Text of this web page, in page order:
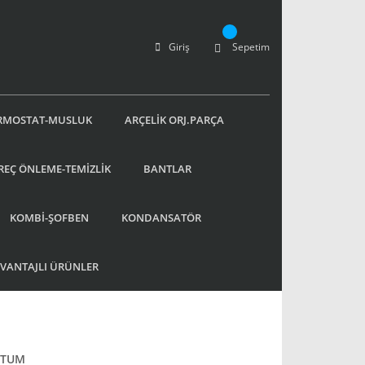
Giriş Sepetim
MUSLUK ARÇELİK ORJ.PARÇA
ÖNLEME-TEMİZLİK BANTLAR
KOMBİ-ŞOFBEN KONDANSATÖR
ÜRÜNLER